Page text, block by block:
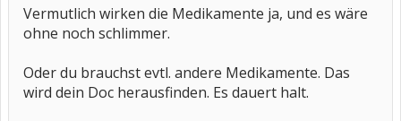
Vermutlich wirken die Medikamente ja, und es wäre
ohne noch schlimmer.
Oder du brauchst evtl. andere Medikamente. Das
wird dein Doc herausfinden. Es dauert halt.